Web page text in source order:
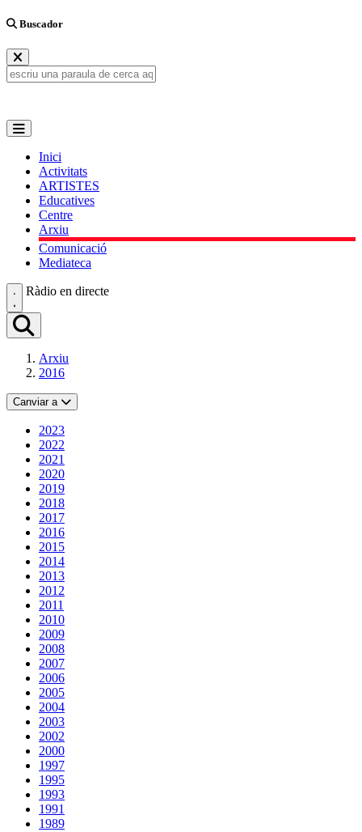
Buscador
Inici
Activitats
ARTISTES
Educatives
Centre
Arxiu
Comunicació
Mediateca
Ràdio en directe
Arxiu
2016
Canviar a
2023
2022
2021
2020
2019
2018
2017
2016
2015
2014
2013
2012
2011
2010
2009
2008
2007
2006
2005
2004
2003
2002
2000
1997
1995
1993
1991
1989